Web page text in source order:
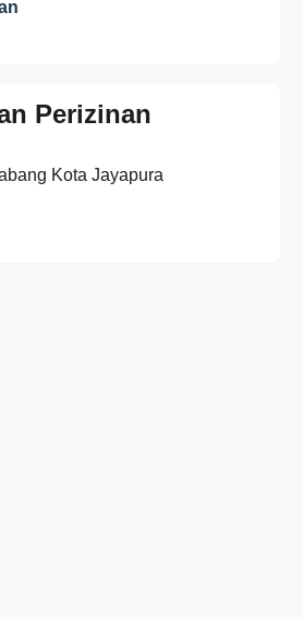
Perizinan
Kota Jayapura